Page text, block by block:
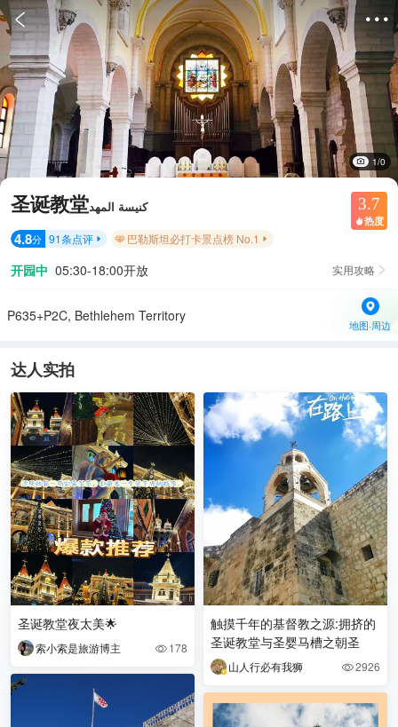
 
1/0
圣诞教堂كنيسة المهد 3.7
 热度
4.8分 91条点评  巴勒斯坦必打卡景点榜 No.1 
开园中 05:30-18:00开放 实用攻略 
P635+P2C, Bethlehem Territory
地图·周边
达人实拍
圣诞教堂夜太美🌟
索小索是旅游博主  178
触摸千年的基督教之源:拥挤的
圣诞教堂与圣婴马槽之朝圣
山人行必有我狮 2926